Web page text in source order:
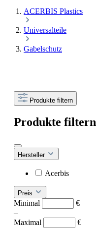
ACERBIS Plastics
Universalteile
Gabelschutz
Produkte filtern
Produkte filtern
Hersteller
Acerbis
Preis
Minimal
€
–
Maximal
€